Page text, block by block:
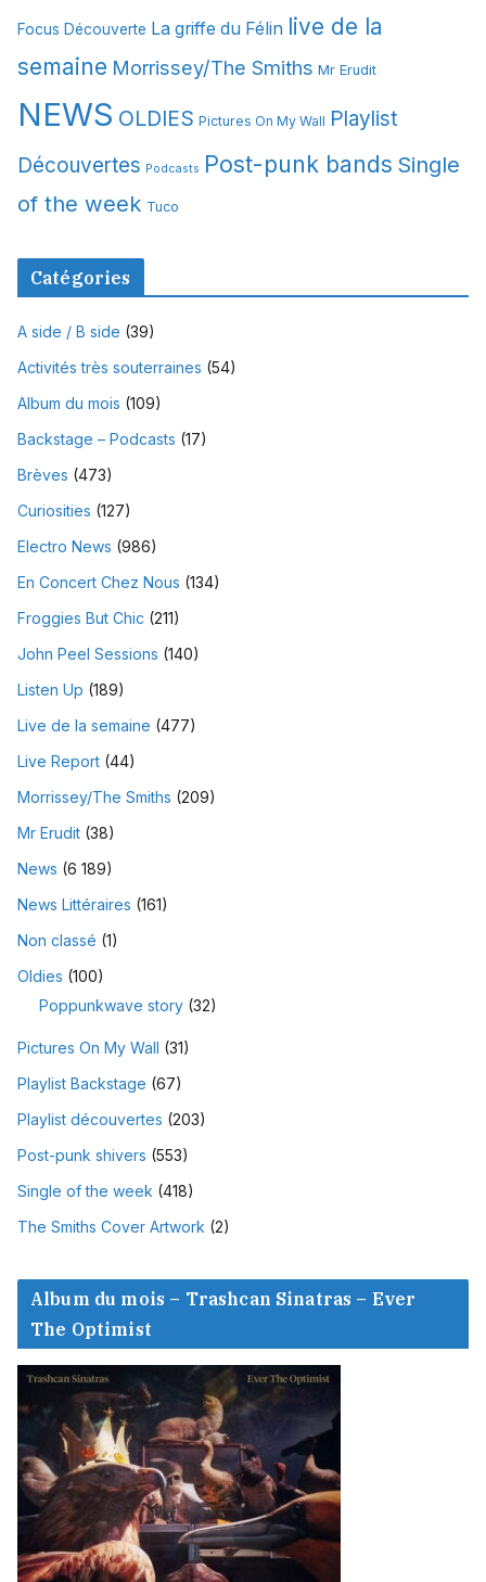
Focus Découverte La griffe du Félin live de la
semaine Morrissey/The Smiths Mr Erudit
NEWS OLDIES Pictures On My Wall Playlist
Découvertes Podcasts Post-punk bands Single
of the week Tuco
Catégories
A side / B side (39)
Activités très souterraines (54)
Album du mois (109)
Backstage – Podcasts (17)
Brèves (473)
Curiosities (127)
Electro News (986)
En Concert Chez Nous (134)
Froggies But Chic (211)
John Peel Sessions (140)
Listen Up (189)
Live de la semaine (477)
Live Report (44)
Morrissey/The Smiths (209)
Mr Erudit (38)
News (6 189)
News Littéraires (161)
Non classé (1)
Oldies (100)
Poppunkwave story (32)
Pictures On My Wall (31)
Playlist Backstage (67)
Playlist découvertes (203)
Post-punk shivers (553)
Single of the week (418)
The Smiths Cover Artwork (2)
Album du mois – Trashcan Sinatras – Ever
The Optimist